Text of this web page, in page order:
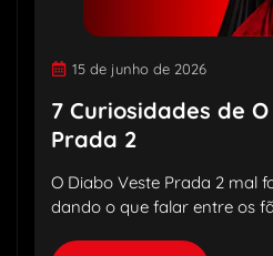
15 de junho de 2026
7 Curiosidades de
Prada 2
O Diabo Veste Prada 2 mal
dando o que falar entre os